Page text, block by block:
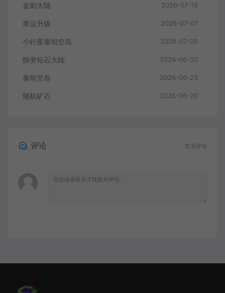
金刺大陆 2026-07-15
幸运升级 2026-07-07
小行星泰坦空岛 2026-07-05
惊变钻石大陆 2026-06-30
泰坦空岛 2026-06-23
随机矿石 2026-06-20
评论 暂无评论